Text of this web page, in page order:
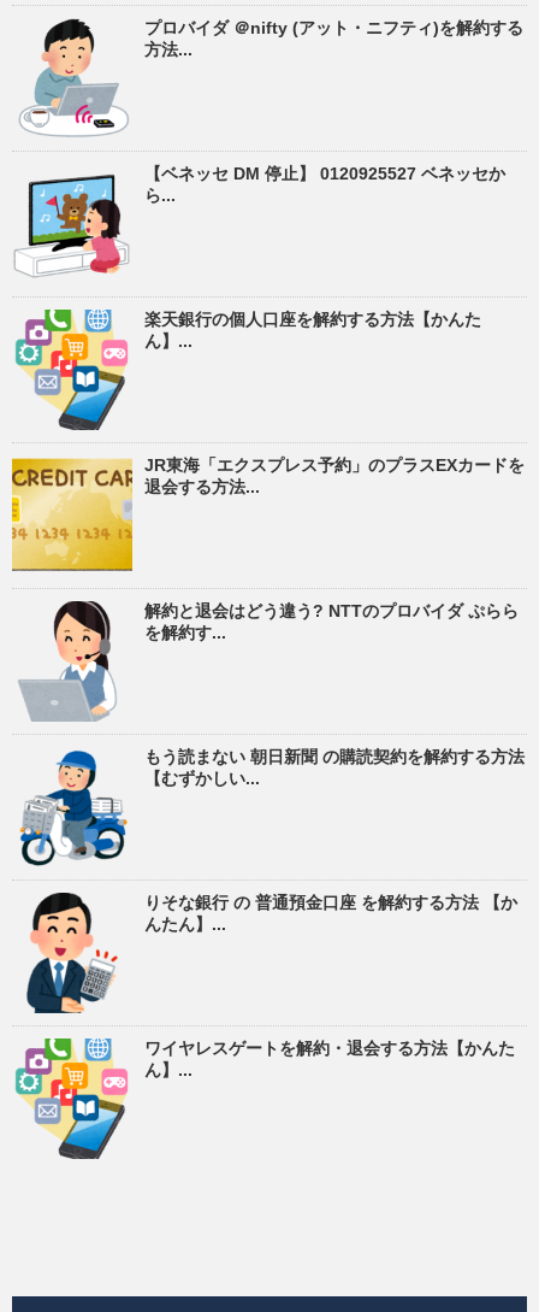
プロバイダ ＠nifty (アット・ニフティ)を解約する
方法...
【ベネッセ DM 停止】 0120925527 ベネッセか
ら...
楽天銀行の個人口座を解約する方法【かんた
ん】...
JR東海「エクスプレス予約」のプラスEXカードを
退会する方法...
解約と退会はどう違う? NTTのプロバイダ ぷらら
を解約す...
もう読まない 朝日新聞 の購読契約を解約する方法
【むずかしい...
りそな銀行 の 普通預金口座 を解約する方法 【か
んたん】...
ワイヤレスゲートを解約・退会する方法【かんた
ん】...